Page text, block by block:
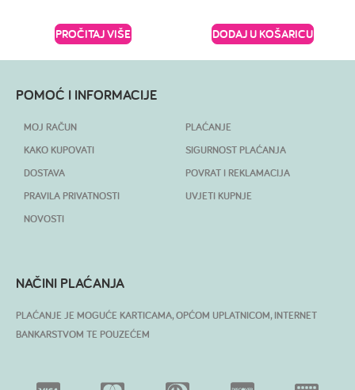
PROČITAJ VIŠE DODAJ U KOŠARICU
POMOĆ I INFORMACIJE
MOJ RAČUN
KAKO KUPOVATI
DOSTAVA
PRAVILA PRIVATNOSTI
NOVOSTI
PLAĆANJE
SIGURNOST PLAĆANJA
POVRAT I REKLAMACIJA
UVJETI KUPNJE
NAČINI PLAĆANJA
PLAĆANJE JE MOGUĆE KARTICAMA, OPĆOM UPLATNICOM, INTERNET
BANKARSTVOM TE POUZEĆEM